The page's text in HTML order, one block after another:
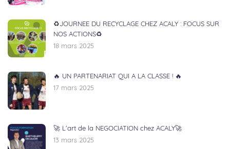
♻️JOURNEE DU RECYCLAGE CHEZ ACALY : FOCUS SUR
NOS ACTIONS♻️
18 mars 2025
🔥 UN PARTENARIAT QUI A LA CLASSE ! 🔥
17 mars 2025
🚀 L’art de la NEGOCIATION chez ACALY🚀
13 mars 2025